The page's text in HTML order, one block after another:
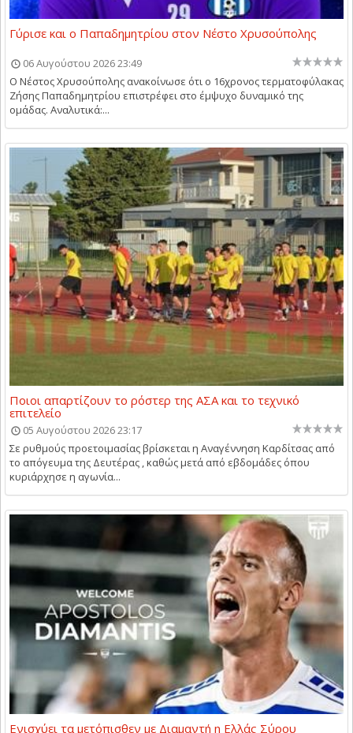
Γύρισε και ο Παπαδημητρίου στον Νέστο Χρυσούπολης
06 Αυγούστου 2026 23:49
Ο Νέστος Χρυσούπολης ανακοίνωσε ότι ο 16χρονος τερματοφύλακας
Ζήσης Παπαδημητρίου επιστρέφει στο έμψυχο δυναμικό της
ομάδας. Αναλυτικά:...
Ποιοι απαρτίζουν το ρόστερ της ΑΣΑ και το τεχνικό
επιτελείο
05 Αυγούστου 2026 23:17
Σε ρυθμούς προετοιμασίας βρίσκεται η Αναγέννηση Καρδίτσας από
το απόγευμα της Δευτέρας , καθώς μετά από εβδομάδες όπου
κυριάρχησε η αγωνία...
Ενισχύει τα μετόπισθεν με Διαμαντή η Ελλάς Σύρου